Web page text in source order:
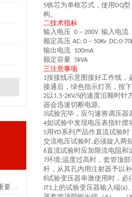
轻型交直流试验变压器是种非常重要的电气试验设备
5铁芯为单框芯式，使用 DQ型
构。
二技术指标
输入电压 0 － 200V 输入电流
额定高压 AC: 0 － 50Kv DC:0-
输出电流 100mA
额定容量 5kVA
三注意事项
1按接线示意图接好工作线，
接通后，绿色指示灯亮，按
2以1.5-2KV/S的速度沿顺时针
器会迅速切断电源。
3试验完毕，应匀速将调压器
4如试验中发现电压表指针摆
5用YD系列产品作直流试验
交流电压试验时,必须旋入两
6直流试验时应加限流电阻和
7环境;温度过高时，套管顶
杆，从其孔内用注射器予以
8试验变压器串激使用时，必
JT1上的试验变压器输入端(a)、